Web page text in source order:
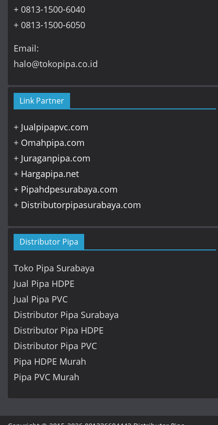
+ 0813-1500-6040
+ 0813-1500-6050
Email:
halo@tokopipa.co.id
Link Partner
+ Jualpipapvc.com
+ Omahpipa.com
+ Juraganpipa.com
+ Hargapipa.net
+ Pipahdpesurabaya.com
+ Distributorpipasurabaya.com
Distributor Pipa
Toko Pipa Surabaya
Jual Pipa HDPE
Jual Pipa PVC
Distributor Pipa Surabaya
Distributor Pipa HDPE
Distributor Pipa PVC
Pipa HDPE Murah
Pipa PVC Murah